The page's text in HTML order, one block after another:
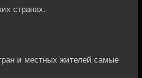
странах.
и местных жителей самые